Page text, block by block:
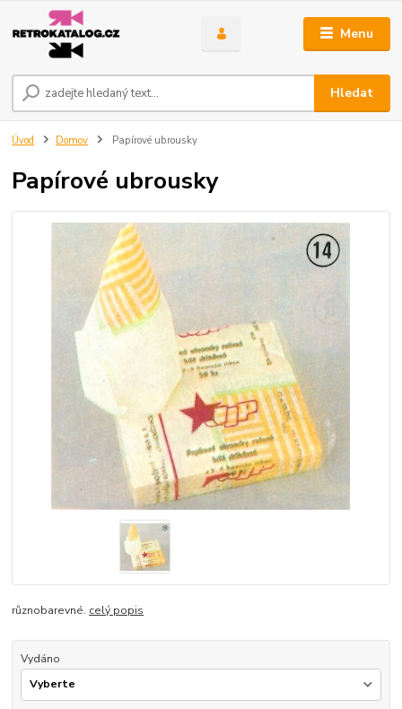
Menu
Hledat
Úvod Domov Papírové ubrousky
Papírové ubrousky
různobarevné. celý popis
Vydáno